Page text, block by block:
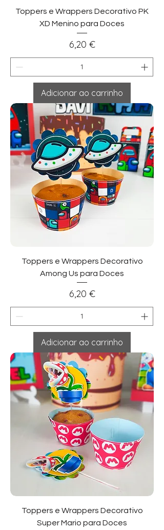
Toppers e Wrappers Decorativo PK
XD Menino para Doces
Preço
6,20 €
Adicionar ao carrinho
Toppers e Wrappers Decorativo
Among Us para Doces
Preço
6,20 €
Adicionar ao carrinho
Toppers e Wrappers Decorativo
Super Mario para Doces